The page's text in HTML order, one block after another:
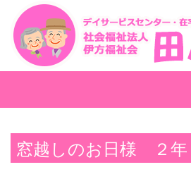
窓越しのお日様 ２年